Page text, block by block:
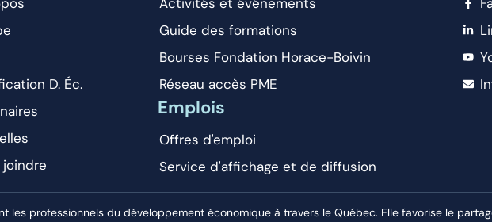
D. Éc.
joindre
Guide des formations
Bourses Fondation Horace-Boivin
Réseau accès PME
Emplois
Offres d'emploi
Service d'affichage et de diffusion
les professionnels du développement économique à travers le Québec. Elle favorise le